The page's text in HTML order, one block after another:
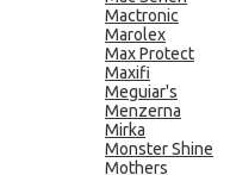
Mactronic
Marolex
Max Protect
Maxifi
Meguiar's
Menzerna
Mirka
Monster Shine
Mothers